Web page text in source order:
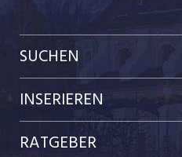
SUCHEN
Kanton Luzern
Kanton Zug
INSERIEREN
Preise & Leistungen
RATGEBER